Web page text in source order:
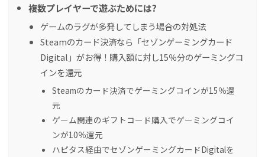
複数プレイヤーで遊ぶためには?
ゲームのラグが多発してしまう場合の対処法
Steamのカード決済なら「セゾンゲーミングカード
Digital」がお得！購入額に対し15％分のゲーミングコ
インを還元
Steamのカード決済でゲーミングコインが15％還
元
ゲーム関連のギフトコード購入でゲーミングコイ
ンが10％還元
ハピタス経由でセゾンゲーミングカードDigitalを